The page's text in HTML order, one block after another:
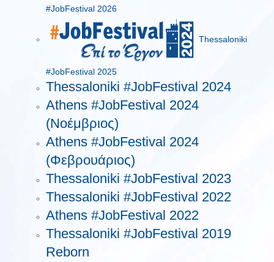
#JobFestival 2026
Thessaloniki
#JobFestival 2025
Thessaloniki #JobFestival 2024
Athens #JobFestival 2024
(Νοέμβριος)
Athens #JobFestival 2024
(Φεβρουάριος)
Thessaloniki #JobFestival 2023
Thessaloniki #JobFestival 2022
Athens #JobFestival 2022
Thessaloniki #JobFestival 2019
Reborn